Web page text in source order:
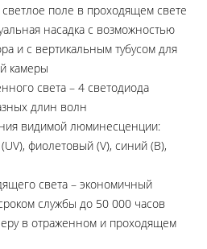
поле в проходящем свете
насадка с возможностью
и с вертикальным тубусом для
камеры
света – 4 светодиода
длин волн
видимой люминесценции:
фиолетовый (V), синий (B),
света – экономичный
службы до 50 000 часов
в отраженном и проходящем